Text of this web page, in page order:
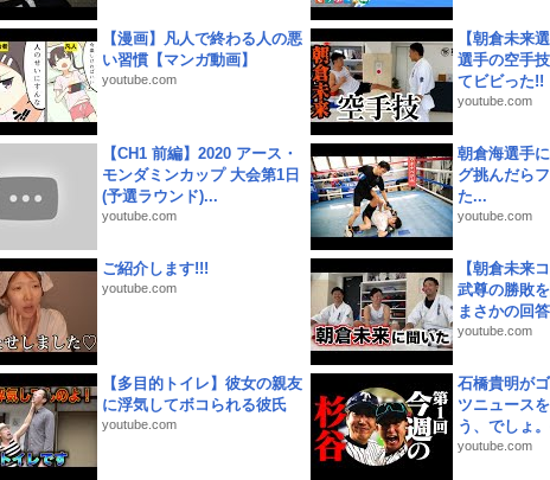
【漫画】凡人で終わる人の悪
い習慣【マンガ動画】
youtube.com
【朝倉未来
選手の空手
てビビった!!
youtube.com
【CH1 前編】2020 アース・
モンダミンカップ 大会第1日
(予選ラウンド)...
youtube.com
朝倉海選手
グ挑んだら
た...
youtube.com
ご紹介します!!!
youtube.com
【朝倉未来
武尊の勝敗
まさかの回
youtube.com
【多目的トイレ】彼女の親友
に浮気してボコられる彼氏
youtube.com
石橋貴明が
ツニュース
う、でしょ
youtube.com